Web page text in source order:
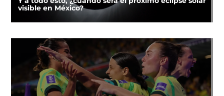
visible en México?